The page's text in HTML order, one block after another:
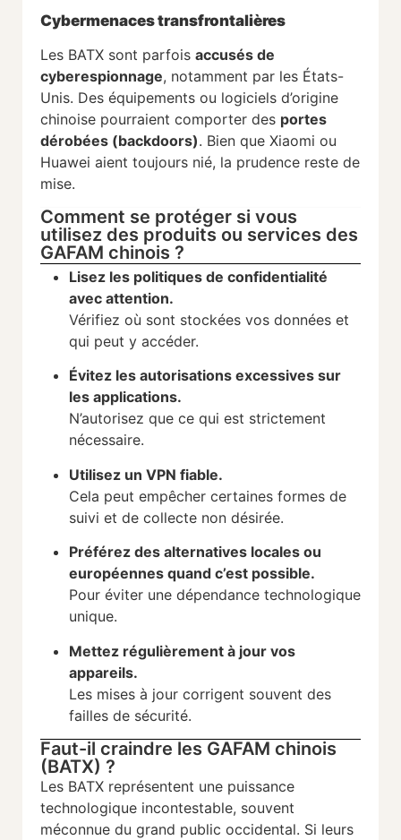
Cybermenaces transfrontalières
Les BATX sont parfois accusés de
cyberespionnage, notamment par les États-
Unis. Des équipements ou logiciels d’origine
chinoise pourraient comporter des portes
dérobées (backdoors). Bien que Xiaomi ou
Huawei aient toujours nié, la prudence reste de
mise.
Comment se protéger si vous
utilisez des produits ou services des
GAFAM chinois ?
Lisez les politiques de confidentialité
avec attention.
Vérifiez où sont stockées vos données et
qui peut y accéder.
Évitez les autorisations excessives sur
les applications.
N’autorisez que ce qui est strictement
nécessaire.
Utilisez un VPN fiable.
Cela peut empêcher certaines formes de
suivi et de collecte non désirée.
Préférez des alternatives locales ou
européennes quand c’est possible.
Pour éviter une dépendance technologique
unique.
Mettez régulièrement à jour vos
appareils.
Les mises à jour corrigent souvent des
failles de sécurité.
Faut-il craindre les GAFAM chinois
(BATX) ?
Les BATX représentent une puissance
technologique incontestable, souvent
méconnue du grand public occidental. Si leurs